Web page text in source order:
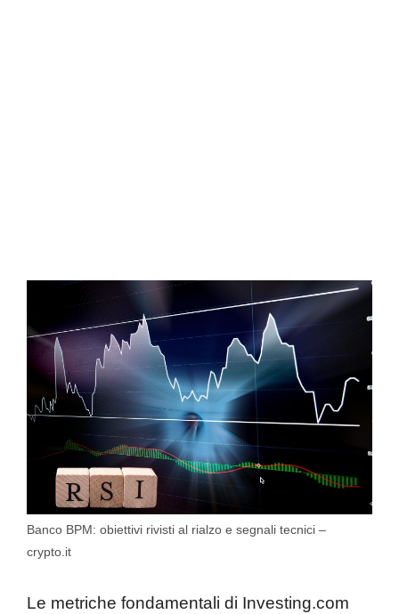
Banco BPM: obiettivi rivisti al rialzo e segnali tecnici –
crypto.it
Le metriche fondamentali di Investing.com